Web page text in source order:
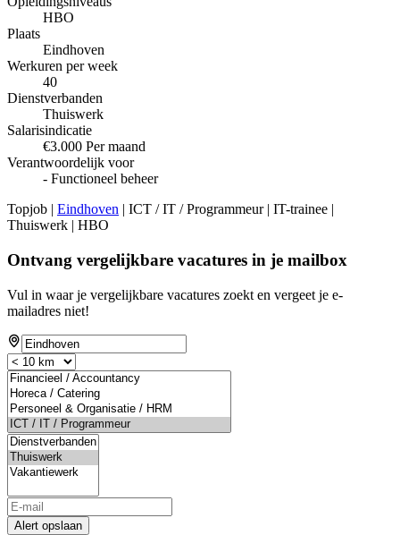
HBO
Plaats
Eindhoven
Werkuren per week
40
Dienstverbanden
Thuiswerk
Salarisindicatie
€3.000 Per maand
Verantwoordelijk voor
- Functioneel beheer
Topjob | Eindhoven | ICT / IT / Programmeur | IT-trainee |
Thuiswerk | HBO
Ontvang vergelijkbare vacatures in je mailbox
Vul in waar je vergelijkbare vacatures zoekt en vergeet je e-
mailadres niet!
Alert opslaan